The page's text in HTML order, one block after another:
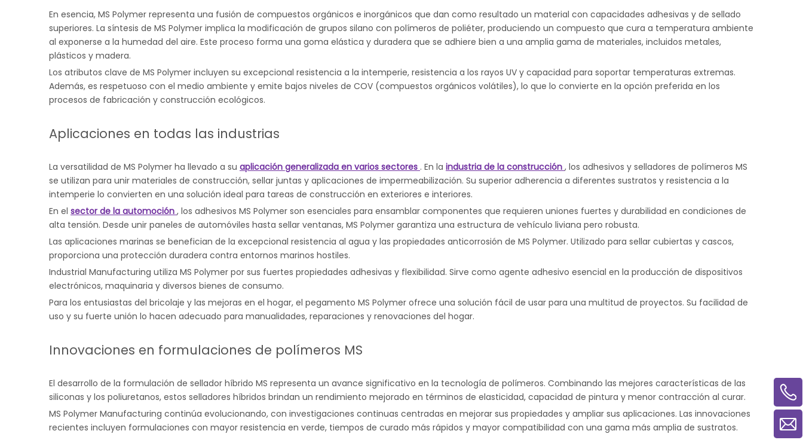
En esencia, MS Polymer representa una fusión de compuestos orgánicos e inorgánicos que dan como resultado un material con capacidades adhesivas y de sellado
superiores. La síntesis de MS Polymer implica la modificación de grupos silano con polímeros de poliéter, produciendo un compuesto que cura a temperatura ambiente
al exponerse a la humedad del aire. Este proceso forma una goma elástica y duradera que se adhiere bien a una amplia gama de materiales, incluidos metales,
plásticos y madera.
Los atributos clave de MS Polymer incluyen su excepcional resistencia a la intemperie, resistencia a los rayos UV y capacidad para soportar temperaturas extremas.
Además, es respetuoso con el medio ambiente y emite bajos niveles de COV (compuestos orgánicos volátiles), lo que lo convierte en la opción preferida en los
procesos de fabricación y construcción ecológicos.
Aplicaciones en todas las industrias
La versatilidad de MS Polymer ha llevado a su aplicación generalizada en varios sectores . En la industria de la construcción , los adhesivos y selladores de polímeros MS
se utilizan para unir materiales de construcción, sellar juntas y aplicaciones de impermeabilización. Su superior adherencia a diferentes sustratos y resistencia a la
intemperie lo convierten en una solución ideal para tareas de construcción en exteriores e interiores.
En el sector de la automoción , los adhesivos MS Polymer son esenciales para ensamblar componentes que requieren uniones fuertes y durabilidad en condiciones de
alta tensión. Desde unir paneles de automóviles hasta sellar ventanas, MS Polymer garantiza una estructura de vehículo liviana pero robusta.
Las aplicaciones marinas se benefician de la excepcional resistencia al agua y las propiedades anticorrosión de MS Polymer. Utilizado para sellar cubiertas y cascos,
proporciona una protección duradera contra entornos marinos hostiles.
Industrial Manufacturing utiliza MS Polymer por sus fuertes propiedades adhesivas y flexibilidad. Sirve como agente adhesivo esencial en la producción de dispositivos
electrónicos, maquinaria y diversos bienes de consumo.
Para los entusiastas del bricolaje y las mejoras en el hogar, el pegamento MS Polymer ofrece una solución fácil de usar para una multitud de proyectos. Su facilidad de
uso y su fuerte unión lo hacen adecuado para manualidades, reparaciones y renovaciones del hogar.
Innovaciones en formulaciones de polímeros MS
El desarrollo de la formulación de sellador híbrido MS representa un avance significativo en la tecnología de polímeros. Combinando las mejores características de las
siliconas y los poliuretanos, estos selladores híbridos brindan un rendimiento mejorado en términos de elasticidad, capacidad de pintura y menor contracción al curar.
MS Polymer Manufacturing continúa evolucionando, con investigaciones continuas centradas en mejorar sus propiedades y ampliar sus aplicaciones. Las innovaciones
recientes incluyen formulaciones con mayor resistencia en verde, tiempos de curado más rápidos y mayor compatibilidad con una gama más amplia de sustratos.